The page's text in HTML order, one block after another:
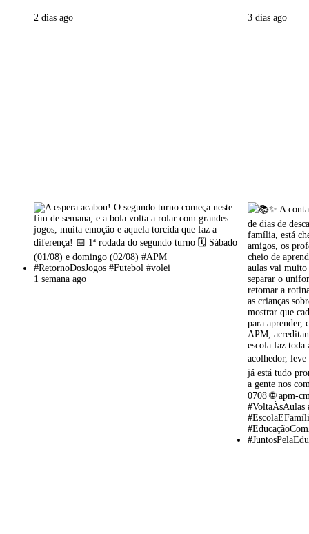
2 dias ago 3 dias ago
1 semana ago